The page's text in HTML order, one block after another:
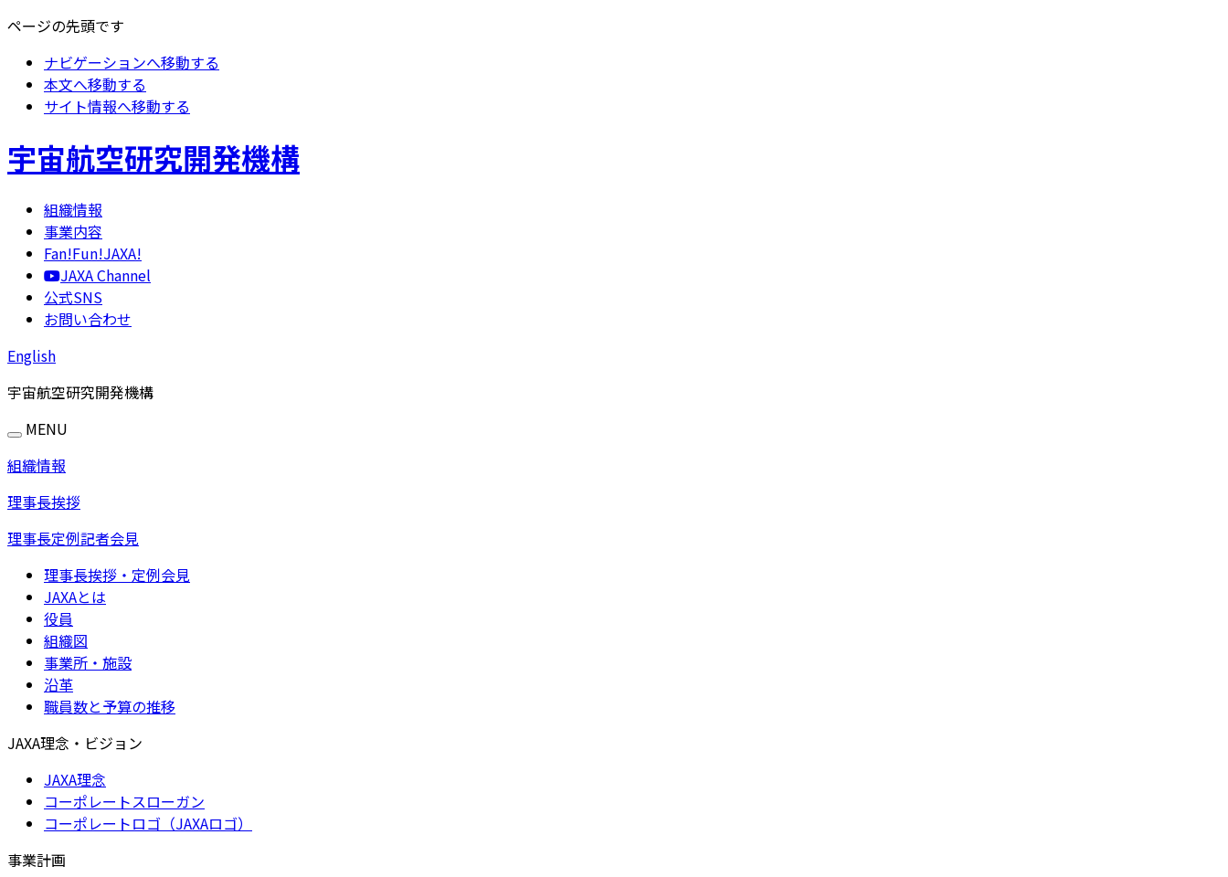
ページの先頭です
ナビゲーションへ移動する
本文へ移動する
サイト情報へ移動する
宇宙航空研究開発機構
組織情報
事業内容
Fan!Fun!JAXA!
JAXA Channel
公式SNS
お問い合わせ
English
宇宙航空研究開発機構
MENU
組織情報
理事長挨拶
理事長定例記者会見
理事長挨拶・定例会見
JAXAとは
役員
組織図
事業所・施設
沿革
職員数と予算の推移
JAXA理念・ビジョン
JAXA理念
コーポレートスローガン
コーポレートロゴ（JAXAロゴ）
事業計画